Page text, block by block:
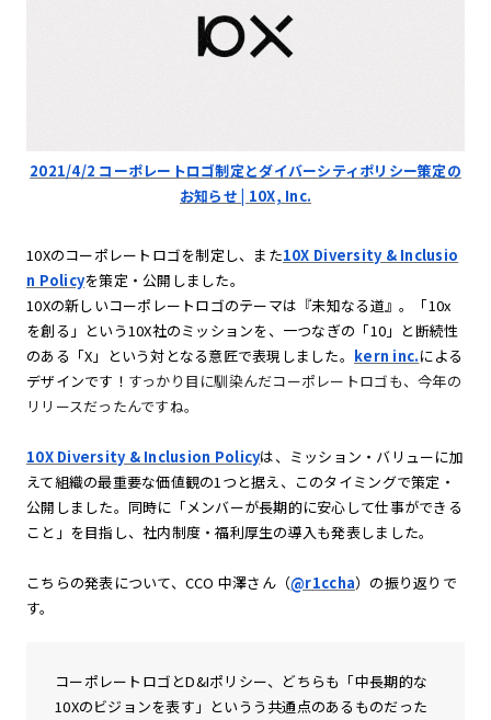
2021/4/2 コーポレートロゴ制定とダイバーシティポリシー策定の
お知らせ | 10X, Inc.
10Xのコーポレートロゴを制定し、また10X Diversity & Inclusio
n Policyを策定・公開しました。
10Xの新しいコーポレートロゴのテーマは『未知なる道』。「10x
を創る」という10X社のミッションを、一つなぎの「10」と断続性
のある「X」という対となる意匠で表現しました。 kern inc.による
デザインです！ すっかり目に馴染んだコーポレートロゴも、今年の
リリースだったんですね。
10X Diversity & Inclusion Policyは、ミッション・バリューに加
えて組織の最重要な価値観の1つと据え、このタイミングで策定・
公開しました。同時に「メンバーが長期的に安心して仕事ができる
こと」を目指し、社内制度・福利厚生の導入も発表しました。
こちらの発表について、CCO 中澤さん（@r1ccha）の振り返りで
す。
コーポレートロゴとD&Iポリシー、どちらも「中長期的な
10Xのビジョンを表す」というう共通点のあるものだった